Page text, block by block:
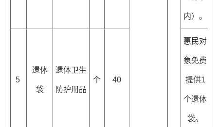
内）。
5
遗体
袋
遗体卫生
防护用品
个 40
惠民对
象免费
提供1
个遗体
袋。